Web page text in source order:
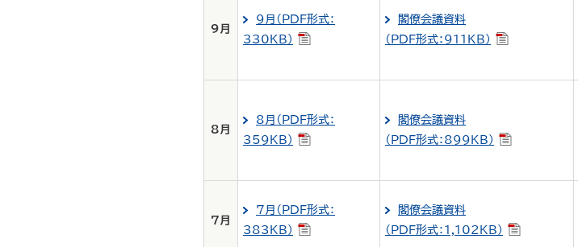
9月
9月（PDF形式：
330KB）
閣僚会議資料
（PDF形式：911KB）
8月
8月（PDF形式：
359KB）
閣僚会議資料
（PDF形式：899KB）
7月
7月（PDF形式：
383KB）
閣僚会議資料
（PDF形式：1,102KB）